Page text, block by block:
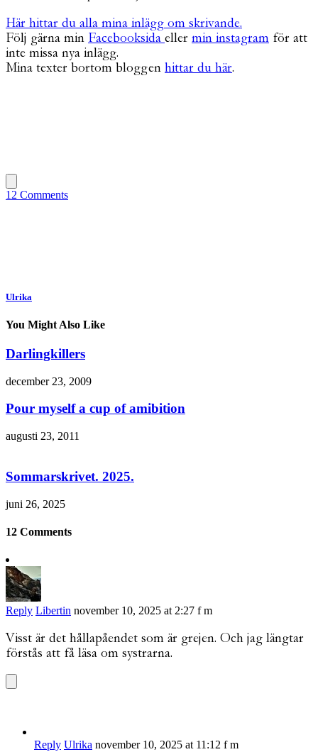
Här hittar du alla mina inlägg om skrivande.
Följ gärna min Facebooksida eller min instagram för att
inte missa nya inlägg.
Mina texter bortom bloggen hittar du här.
12 Comments
Ulrika
You Might Also Like
Darlingkillers
december 23, 2009
Pour myself a cup of amibition
augusti 23, 2011
Sommarskrivet. 2025.
juni 26, 2025
12 Comments
Reply Libertin november 10, 2025 at 2:27 f m
Visst är det hållapåendet som är grejen. Och jag längtar
förstås att få läsa om systrarna.
Reply Ulrika november 10, 2025 at 11:12 f m